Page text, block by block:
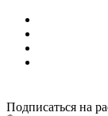
Подписаться на